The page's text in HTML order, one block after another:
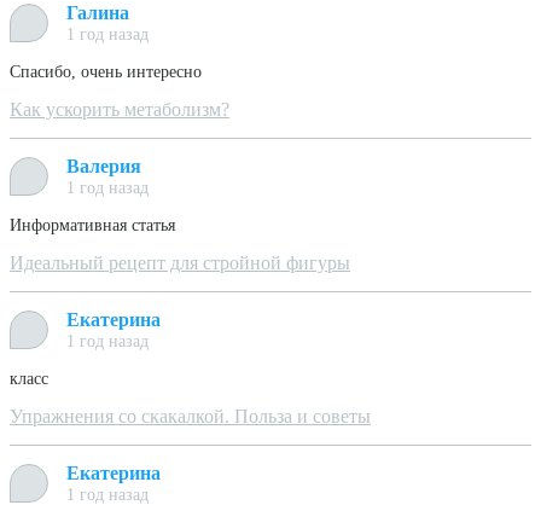
Галина
1 год назад
Спасибо, очень интересно
Как ускорить метаболизм?
Валерия
1 год назад
Информативная статья
Идеальный рецепт для стройной фигуры
Екатерина
1 год назад
класс
Упражнения со скакалкой. Польза и советы
Екатерина
1 год назад